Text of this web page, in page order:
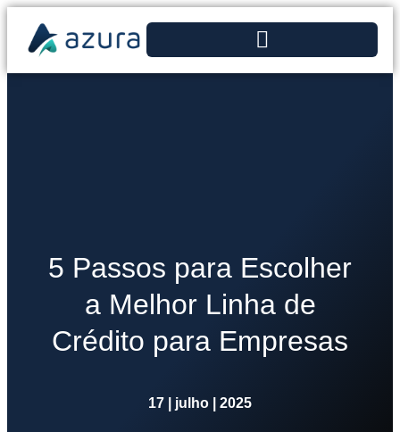
5 Passos para Escolher
a Melhor Linha de
Crédito para Empresas
17 | julho | 2025